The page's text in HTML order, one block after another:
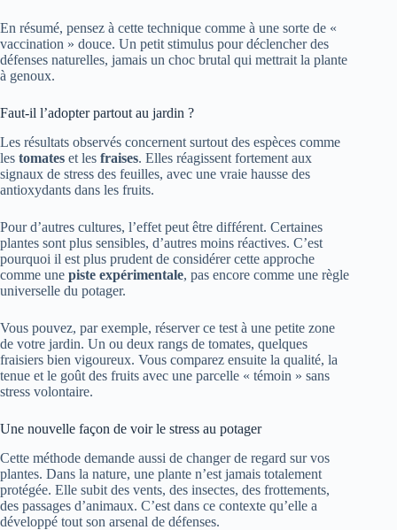
En résumé, pensez à cette technique comme à une sorte de «
vaccination » douce. Un petit stimulus pour déclencher des
défenses naturelles, jamais un choc brutal qui mettrait la plante
à genoux.
Faut-il l’adopter partout au jardin ?
Les résultats observés concernent surtout des espèces comme
les tomates et les fraises. Elles réagissent fortement aux
signaux de stress des feuilles, avec une vraie hausse des
antioxydants dans les fruits.
Pour d’autres cultures, l’effet peut être différent. Certaines
plantes sont plus sensibles, d’autres moins réactives. C’est
pourquoi il est plus prudent de considérer cette approche
comme une piste expérimentale, pas encore comme une règle
universelle du potager.
Vous pouvez, par exemple, réserver ce test à une petite zone
de votre jardin. Un ou deux rangs de tomates, quelques
fraisiers bien vigoureux. Vous comparez ensuite la qualité, la
tenue et le goût des fruits avec une parcelle « témoin » sans
stress volontaire.
Une nouvelle façon de voir le stress au potager
Cette méthode demande aussi de changer de regard sur vos
plantes. Dans la nature, une plante n’est jamais totalement
protégée. Elle subit des vents, des insectes, des frottements,
des passages d’animaux. C’est dans ce contexte qu’elle a
développé tout son arsenal de défenses.